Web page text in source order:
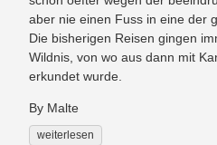
aber nie einen Fuss in eine der
Die bisherigen Reisen gingen
Wildnis, von wo aus dann mit
erkundet wurde.
By Malte
weiterlesen